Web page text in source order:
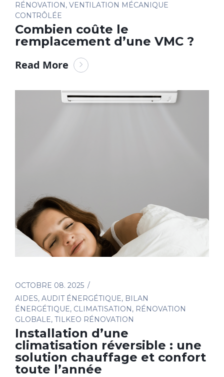
RÉNOVATION, VENTILATION MÉCANIQUE
CONTRÔLÉE
Combien coûte le
remplacement d’une VMC ?
Read More
OCTOBRE 08. 2025
AIDES, AUDIT ÉNERGÉTIQUE, BILAN
ÉNERGÉTIQUE, CLIMATISATION, RÉNOVATION
GLOBALE, TILKEO RÉNOVATION
Installation d’une
climatisation réversible : une
solution chauffage et confort
toute l’année